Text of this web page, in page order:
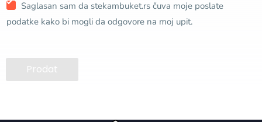
Saglasan sam da stekambuket.rs čuva moje poslate
podatke kako bi mogli da odgovore na moj upit.
Prodat